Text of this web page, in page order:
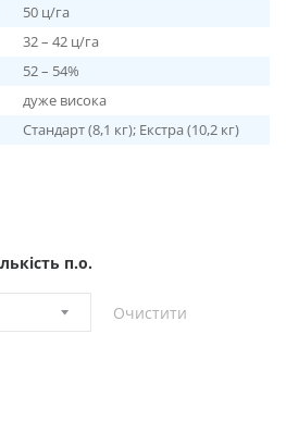
50 ц/га
32 – 42 ц/га
52 – 54%
дуже висока
Стандарт (8,1 кг); Екстра (10,2 кг)
п.о.
Очистити